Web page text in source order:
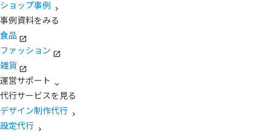
ショップ事例
事例資料をみる
食品
ファッション
雑貨
運営サポート
代行サービスを見る
デザイン制作代行
設定代行